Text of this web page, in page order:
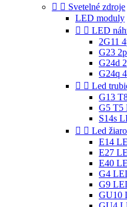
  Svetelné zdroje
LED moduly
  LED
2G11
G23
G24d
G24q
  Led
G13
G5 T5
S14s
  Led
E14
E27
E40
G4
G9
GU10